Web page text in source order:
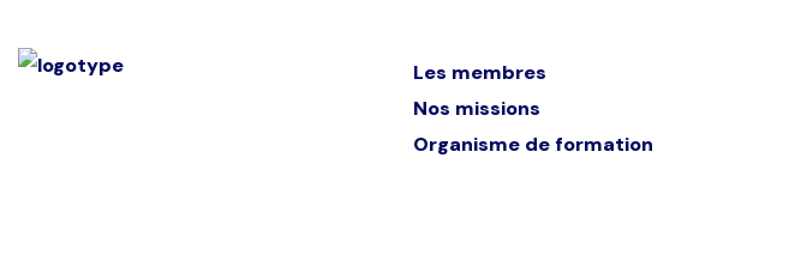
Les membres
Nos missions
Organisme de formation